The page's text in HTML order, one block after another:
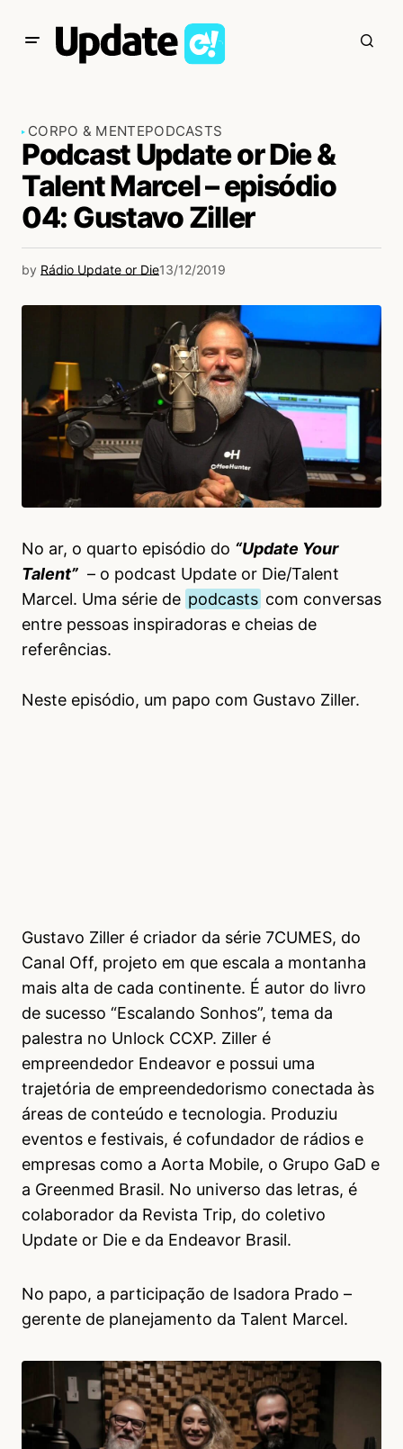
CORPO & MENTEPODCASTS
Podcast Update or Die &
Talent Marcel – episódio
04: Gustavo Ziller
by Rádio Update or Die13/12/2019
No ar, o quarto episódio do “Update Your
Talent” – o podcast Update or Die/Talent
Marcel. Uma série de podcasts com conversas
entre pessoas inspiradoras e cheias de
referências.
Neste episódio, um papo com Gustavo Ziller.
Gustavo Ziller é criador da série 7CUMES, do
Canal Off, projeto em que escala a montanha
mais alta de cada continente. É autor do livro
de sucesso “Escalando Sonhos”, tema da
palestra no Unlock CCXP. Ziller é
empreendedor Endeavor e possui uma
trajetória de empreendedorismo conectada às
áreas de conteúdo e tecnologia. Produziu
eventos e festivais, é cofundador de rádios e
empresas como a Aorta Mobile, o Grupo GaD e
a Greenmed Brasil. No universo das letras, é
colaborador da Revista Trip, do coletivo
Update or Die e da Endeavor Brasil.
No papo, a participação de Isadora Prado –
gerente de planejamento da Talent Marcel.